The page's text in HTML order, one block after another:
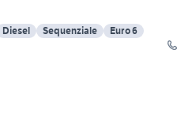
Diesel Sequenziale
Euro 6